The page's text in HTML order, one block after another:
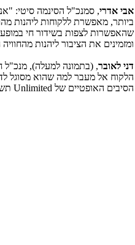
אבי אדרי, סמנכ"ל הסינמה סיטי:
ביותר, מאפשרת ללקוחות ליהנות
שהאפשרות לצפות בשידור חי
ומזמינים את הציבור ליהנות
דני לאובר, (בתמונה למעלה), מנכ"ל
הלקוח אל מעבר למה שהוא מסוגל
הסיבים האופטיים של Unlimited